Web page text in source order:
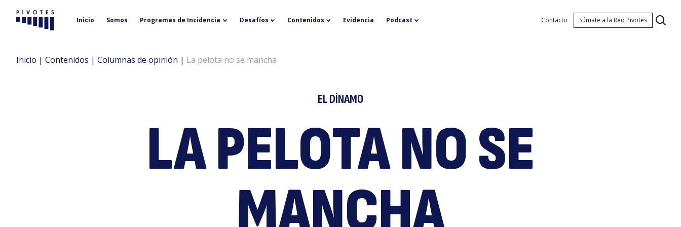
La
Pivotes Inicio Somos Programas de Incidencia Desafíos Contenidos Evidencia Podcast Contacto Súmate a la Red Pivotes
Inicio | Contenidos | Columnas de opinión | La pelota no se mancha
EL DÍNAMO
LA PELOTA NO SE
MANCHA